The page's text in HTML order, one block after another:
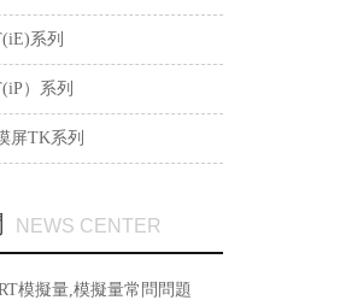
系列
）系列
屏TK系列
NEWS CENTER
模擬量,模擬量常問問題